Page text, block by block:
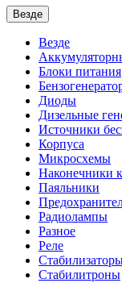
Везде
Везде
Блоки питания
Диоды
Дизельные
Источники
Корпуса
Микросхемы
Наконечники
Паяльники
Радиолампы
Разное
Реле
Стабилитроны